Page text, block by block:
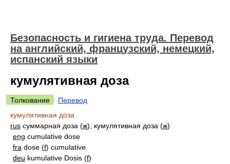
Безопасность и гигиена труда. Перевод
на английский, французский, немецкий,
испанский языки
кумулятивная доза
Толкование
Перевод
кумулятивная доза
rus суммарная доза (ж), кумулятивная доза (ж)
eng cumulative dose
fra dose (f) cumulative
deu kumulative Dosis (f)